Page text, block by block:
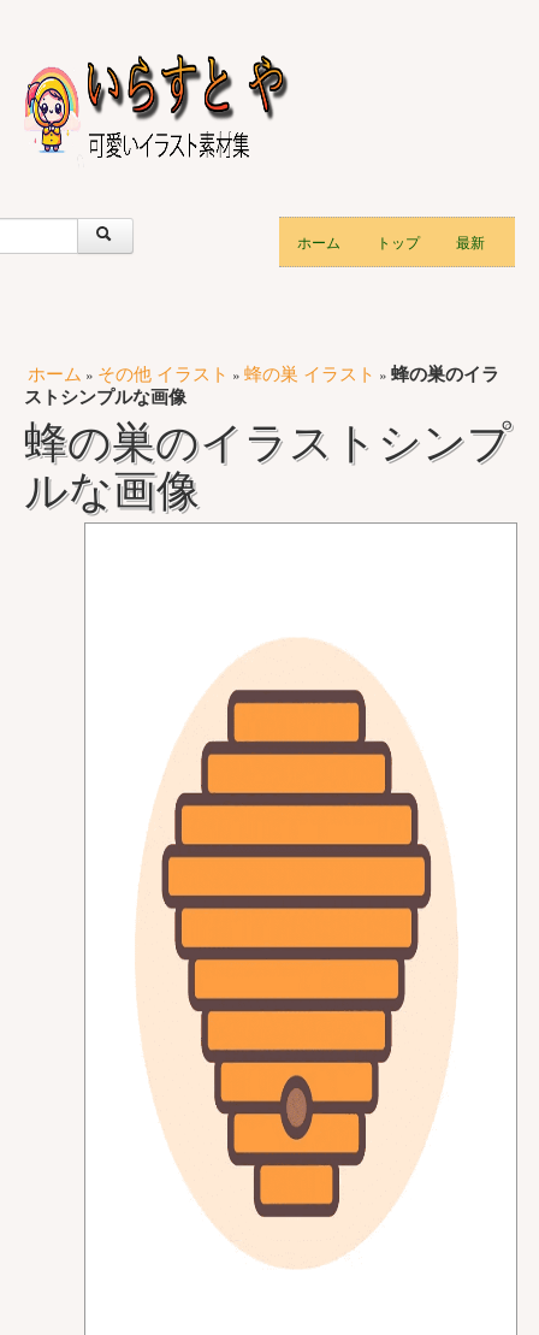
ホーム トップ 最新
ホーム » その他 イラスト » 蜂の巣 イラスト » 蜂の巣のイラ
ストシンプルな画像
蜂の巣のイラストシンプ
ルな画像